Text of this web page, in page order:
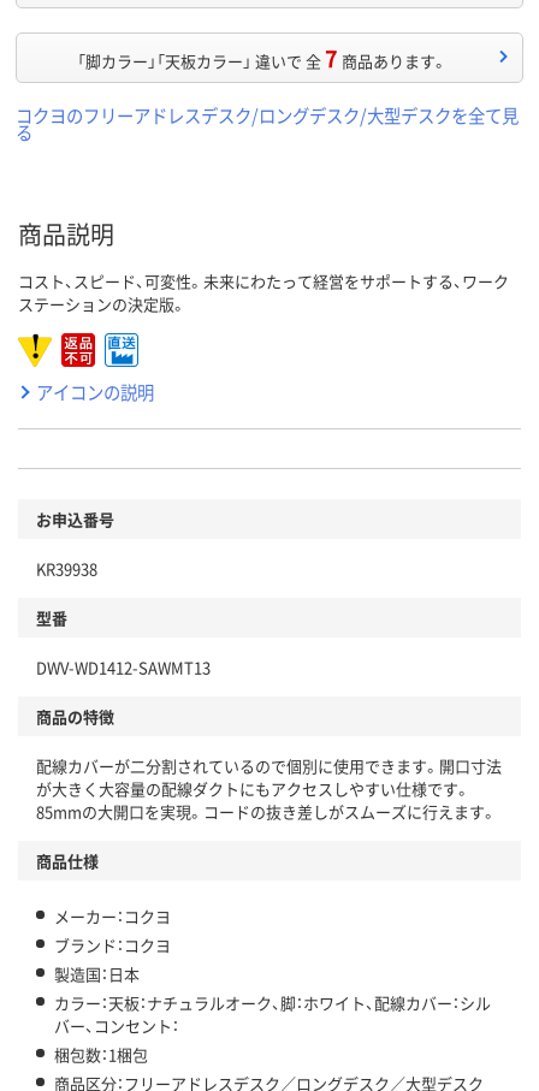
「脚カラー」「天板カラー」 違いで 全7 商品あります。
コクヨのフリーアドレスデスク/ロングデスク/大型デスクを全て見
る
商品説明
コスト、スピード、可変性。未来にわたって経営をサポートする、ワーク
ステーションの決定版。
アイコンの説明
お申込番号
KR39938
型番
DWV-WD1412-SAWMT13
商品の特徴
配線カバーが二分割されているので個別に使用できます。開口寸法
が大きく大容量の配線ダクトにもアクセスしやすい仕様です。
85mmの大開口を実現。コードの抜き差しがスムーズに行えます。
商品仕様
メーカー：コクヨ
ブランド：コクヨ
製造国：日本
カラー：天板：ナチュラルオーク、脚：ホワイト、配線カバー：シル
バー、コンセント：
梱包数：1梱包
商品区分：フリーアドレスデスク／ロングデスク／大型デスク